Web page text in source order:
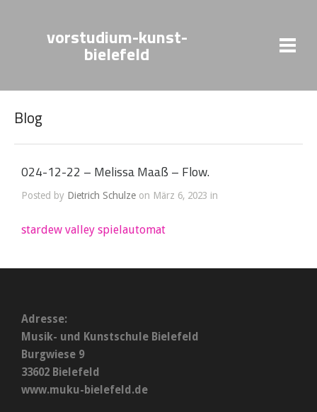
vorstudium-kunst-
bielefeld
Blog
024-12-22 – Melissa Maaß – Flow.
Posted by Dietrich Schulze on März 6, 2023 in
stardew valley spielautomat
Adresse:
Musik- und Kunstschule Bielefeld
Burgwiese 9
33602 Bielefeld
www.muku-bielefeld.de